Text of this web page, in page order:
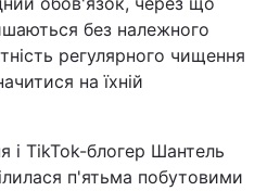
без належного
регулярного чищення
на їхній
і TikTok-блогер Шантель
п'ятьма побутовими